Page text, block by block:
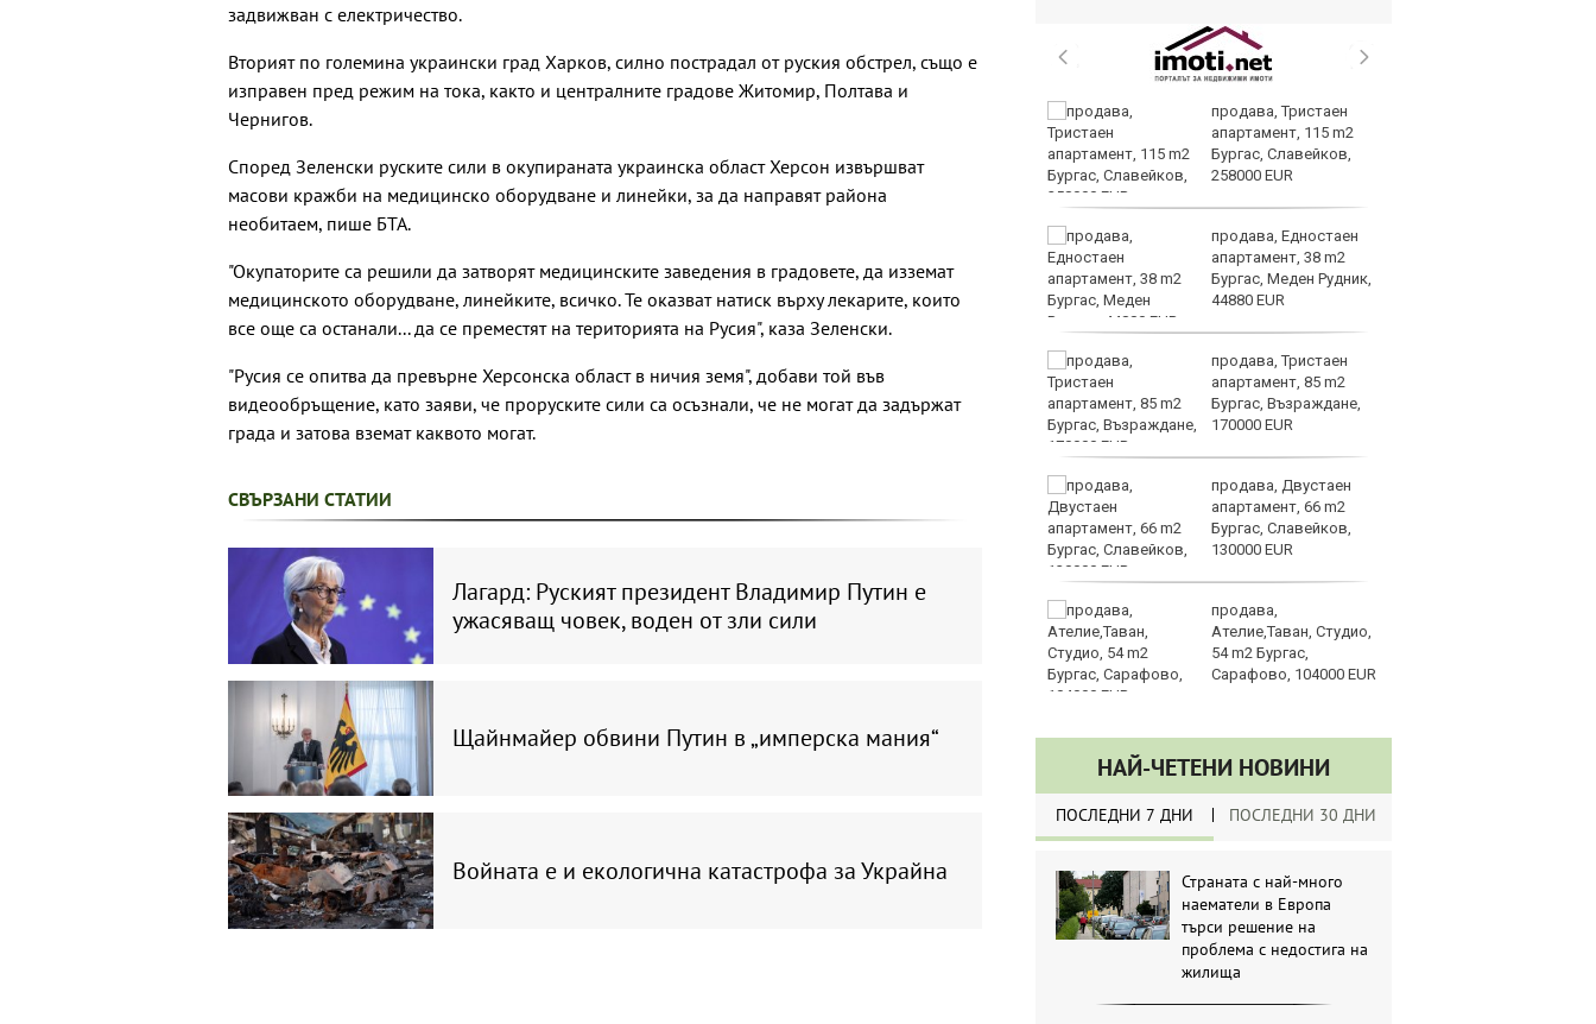
задвижван с електричество.
Вторият по големина украински град Харков, силно пострадал от руския обстрел, също е
изправен пред режим на тока, както и централните градове Житомир, Полтава и
Чернигов.
Според Зеленски руските сили в окупираната украинска област Херсон извършват
масови кражби на медицинско оборудване и линейки, за да направят района
необитаем, пише БТА.
"Окупаторите са решили да затворят медицинските заведения в градовете, да изземат
медицинското оборудване, линейките, всичко. Те оказват натиск върху лекарите, които
все още са останали... да се преместят на територията на Русия", каза Зеленски.
"Русия се опитва да превърне Херсонска област в ничия земя", добави той във
видеообръщение, като заяви, че проруските сили са осъзнали, че не могат да задържат
града и затова вземат каквото могат.
СВЪРЗАНИ СТАТИИ
Лагард: Руският президент Владимир Путин е
ужасяващ човек, воден от зли сили
Щайнмайер обвини Путин в „имперска мания“
Войната е и екологична катастрофа за Украйна
дни, в които цените ще
се изписват в лева и в
Три главни дирекции
продава, Тристаен
апартамент, 115 m2
Бургас, Славейков,
258000 EUR
продава, Едностаен
апартамент, 38 m2
Бургас, Меден Рудник,
44880 EUR
продава, Тристаен
апартамент, 85 m2
Бургас, Възраждане,
170000 EUR
продава, Двустаен
апартамент, 66 m2
Бургас, Славейков,
130000 EUR
продава,
Ателие,Таван, Студио,
54 m2 Бургас,
Сарафово, 104000 EUR
НАЙ-ЧЕТЕНИ НОВИНИ
ПОСЛЕДНИ 7 ДНИ ПОСЛЕДНИ 30 ДНИ
Страната с най-много
наематели в Европа
търси решение на
проблема с недостига на
жилища